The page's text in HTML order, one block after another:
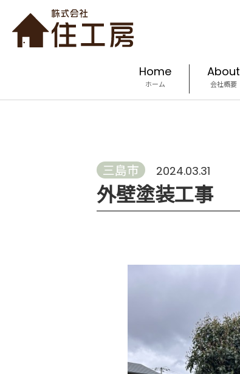
Home
ホーム
About
会社概要
三島市 2024.03.31
外壁塗装工事